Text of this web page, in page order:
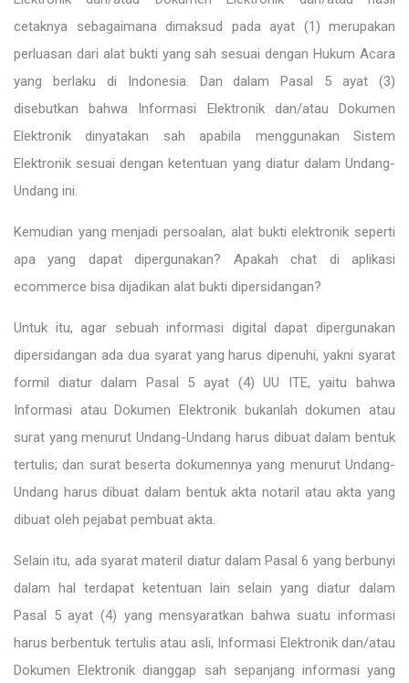
cetaknya sebagaimana dimaksud pada ayat (1) merupakan
perluasan dari alat bukti yang sah sesuai dengan Hukum Acara
yang berlaku di Indonesia. Dan dalam Pasal 5 ayat (3)
disebutkan bahwa Informasi Elektronik dan/atau Dokumen
Elektronik dinyatakan sah apabila menggunakan Sistem
Elektronik sesuai dengan ketentuan yang diatur dalam Undang-
Undang ini.
Kemudian yang menjadi persoalan, alat bukti elektronik seperti
apa yang dapat dipergunakan? Apakah chat di aplikasi
ecommerce bisa dijadikan alat bukti dipersidangan?
Untuk itu, agar sebuah informasi digital dapat dipergunakan
dipersidangan ada dua syarat yang harus dipenuhi, yakni syarat
formil diatur dalam Pasal 5 ayat (4) UU ITE, yaitu bahwa
Informasi atau Dokumen Elektronik bukanlah dokumen atau
surat yang menurut Undang-Undang harus dibuat dalam bentuk
tertulis; dan surat beserta dokumennya yang menurut Undang-
Undang harus dibuat dalam bentuk akta notaril atau akta yang
dibuat oleh pejabat pembuat akta.
Selain itu, ada syarat materil diatur dalam Pasal 6 yang berbunyi
dalam hal terdapat ketentuan lain selain yang diatur dalam
Pasal 5 ayat (4) yang mensyaratkan bahwa suatu informasi
harus berbentuk tertulis atau asli, Informasi Elektronik dan/atau
Dokumen Elektronik dianggap sah sepanjang informasi yang